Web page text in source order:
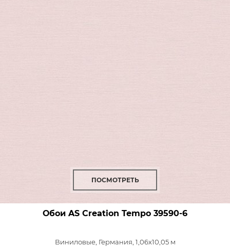
ПОСМОТРЕТЬ
Обои AS Creation Tempo 39590-6
Виниловые, Германия, 1,06x10,05 м